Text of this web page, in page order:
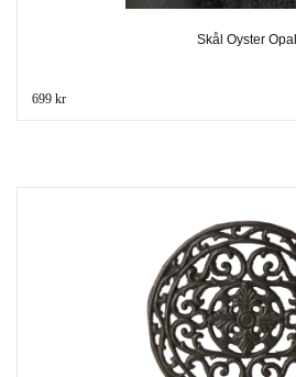
Skål Oyster Opal
699 kr